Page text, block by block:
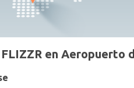
en Aeropuerto